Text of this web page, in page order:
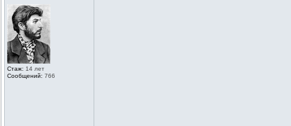
Стаж: 14 лет
Сообщений: 766